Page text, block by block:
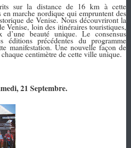
sur la distance de 16 km à cette
marche nordique qui empruntent des
de Venise. Nous découvriront la
Venise, loin des itinéraires touristiques,
beauté unique. Le consensus
éditions précédentes du programme
manifestation. Une nouvelle façon de
centimètre de cette ville unique.
21 Septembre.